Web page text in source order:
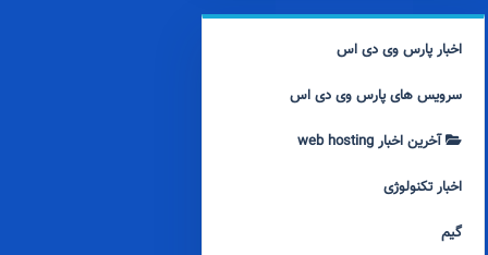
اخبار پارس وی دی اس
سرویس های پارس وی دی اس
آخرین اخبار web hosting
اخبار تکنولوژی
گیم